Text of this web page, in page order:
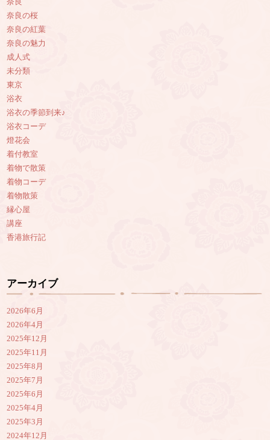
奈良
奈良の桜
奈良の紅葉
奈良の魅力
成人式
未分類
東京
浴衣
浴衣の季節到来♪
浴衣コーデ
燈花会
着付教室
着物で散策
着物コーデ
着物散策
縁心屋
講座
香港旅行記
アーカイブ
2026年6月
2026年4月
2025年12月
2025年11月
2025年8月
2025年7月
2025年6月
2025年4月
2025年3月
2024年12月